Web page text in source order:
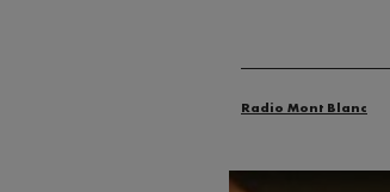
Radio Mont Blanc